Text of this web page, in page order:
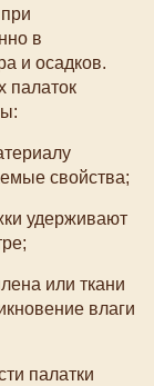
в
и осадков.
палаток
свойства;
удерживают
или ткани
влаги
палатки